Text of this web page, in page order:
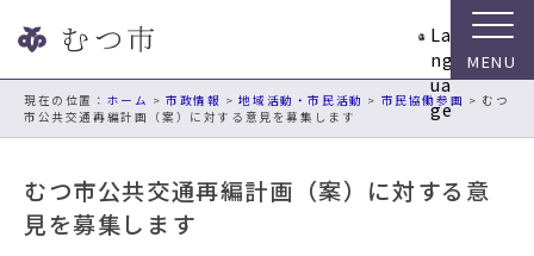
ビ
La
ng
ua
ge
現在の位置： ホーム >市政情報 >地域活動・市民活動 > 市民協働参画 > むつ
市公共交通再編計画（案）に対する意見を募集します
むつ市公共交通再編計画（案）に対する意
見を募集します